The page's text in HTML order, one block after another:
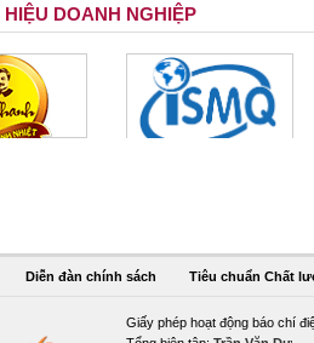
DOANH NGHIỆP
Diễn đàn chính sách Tiêu chuẩn Chất
Giấy phép hoạt động báo chí